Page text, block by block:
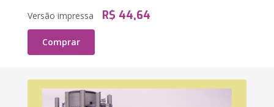
Versão impressa R$ 44,64
Comprar